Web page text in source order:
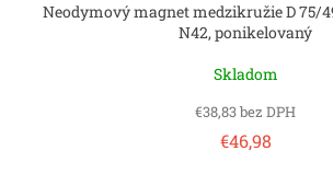
Neodymový magnet medzikružie D 75/
N42, ponikelovaný
Skladom
€38,83 bez DPH
€46,98